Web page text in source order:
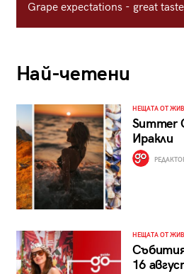
Grape expectations - great
Най-четени
НЕЩАТА ОТ
Summer
Иракли
НЕЩАТА ОТ
16